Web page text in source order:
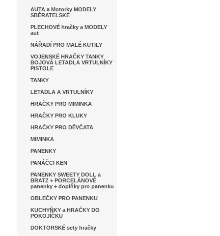
AUTA a Motorky MODELY
SBĚRATELSKÉ
PLECHOVÉ hračky a MODELY
aut
NÁŘADÍ PRO MALÉ KUTILY
VOJENSKÉ HRAČKY TANKY
BOJOVÁ LETADLA VRTULNÍKY
PISTOLE
TANKY
LETADLA A VRTULNÍKY
HRAČKY PRO MIMINKA
HRAČKY PRO KLUKY
HRAČKY PRO DĚVČATA
MIMINKA
PANENKY
PANÁČCI KEN
PANENKY SWEETY DOLL a
BRATZ + PORCELÁNOVÉ
panenky + doplňky pro panenku
OBLEČKY PRO PANENKU
KUCHYŇKY a HRAČKY DO
POKOJÍČKU
DOKTORSKÉ sety hračky